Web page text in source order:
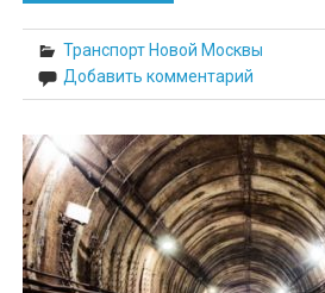
Транспорт Новой Москвы
Добавить комментарий